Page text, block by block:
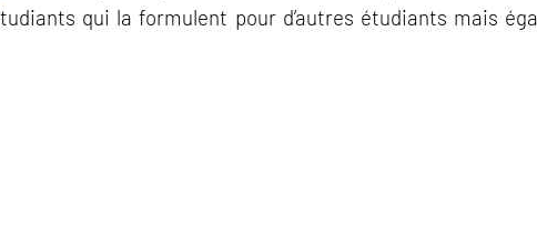
qui la formulent pour d’autres étudiants mais